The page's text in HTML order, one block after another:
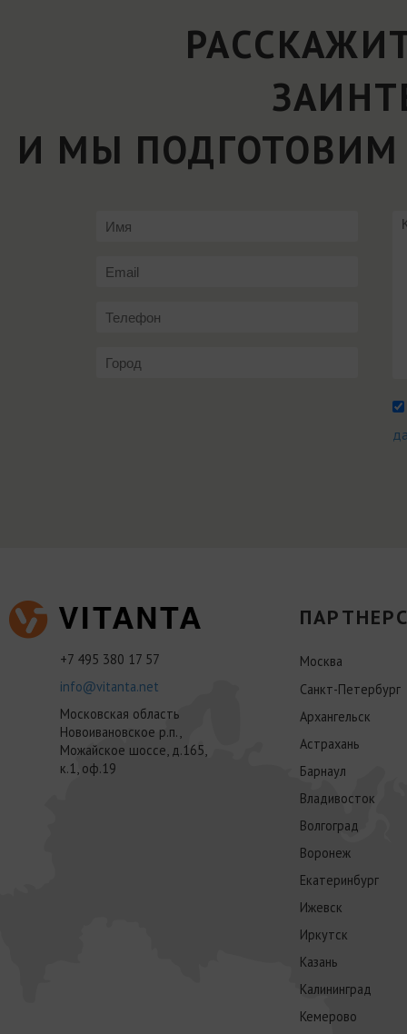
И МЫ ПОДГОТОВИМ
+7 495 380 17 57
info@vitanta.net
Московская область
Новоивановское р.п.,
Можайское шоссе, д.165,
к.1, оф.19
Москва
Санкт-Петербург
Архангельск
Астрахань
Барнаул
Владивосток
Волгоград
Воронеж
Екатеринбург
Ижевск
Иркутск
Казань
Калининград
Кемерово